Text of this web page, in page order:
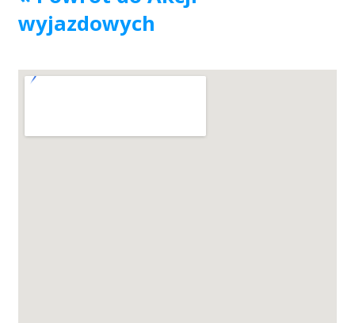
Krwiodawcy
Szpitale
wyjazdowych